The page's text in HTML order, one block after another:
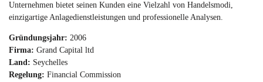
Unternehmen bietet seinen Kunden eine Vielzahl von Handelsmodi,
einzigartige Anlagedienstleistungen und professionelle Analysen.
Gründungsjahr: 2006
Firma: Grand Capital ltd
Land: Seychelles
Regelung: Financial Commission